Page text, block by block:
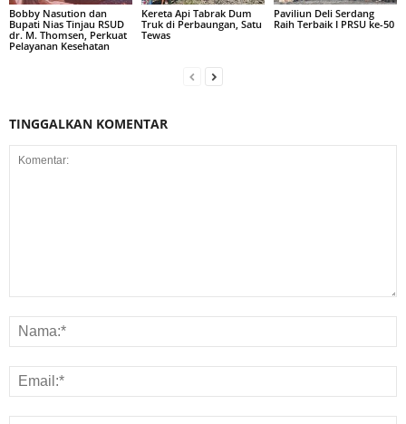
Bobby Nasution dan
Bupati Nias Tinjau RSUD
dr. M. Thomsen, Perkuat
Pelayanan Kesehatan
Kereta Api Tabrak Dum
Truk di Perbaungan, Satu
Tewas
Paviliun Deli Serdang
Raih Terbaik I PRSU ke-50
TINGGALKAN KOMENTAR